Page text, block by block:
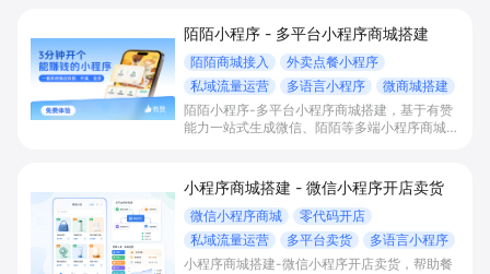
短下单路径、沉淀私域会员并提升转化与复购。
陌陌小程序 - 多平台小程序商城搭建
陌陌商城接入
外卖点餐小程序
私域流量运营
多语言小程序
微商城搭建
陌陌小程序-多平台小程序商城搭建，基于有赞
能力一站式生成微信、陌陌等多端小程序商城，
复购增长。
小程序商城搭建 - 微信小程序开店卖货
微信小程序商城
零代码开店
私域流量运营
多平台卖货
多语言小程序
小程序商城搭建-微信小程序开店卖货，帮助餐